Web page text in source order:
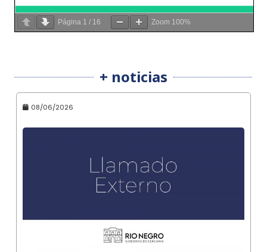
Página 1 / 16 Zoom 100%
+ noticias
08/06/2026